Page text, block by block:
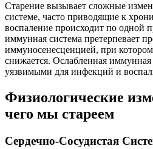
Старение вызывает сложные
системе, часто приводящие к
воспаление происходит по одной
иммунная система претерпевает
иммуносенесценцией, при
снижается. Ослабленная иммунная
уязвимыми для инфекций и
Физиологические
чего мы стареем
Сердечно-Сосудистая